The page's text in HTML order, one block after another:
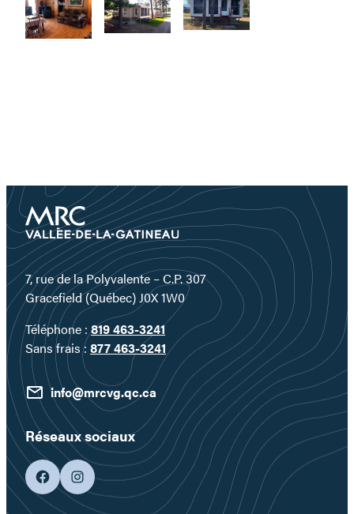
7, rue de la Polyvalente – C.P. 307
Gracefield (Québec) J0X 1W0
Téléphone :819 463-3241
Sans frais : 877 463-3241
info@mrcvg.qc.ca
Réseaux sociaux
facebookgoogleplus